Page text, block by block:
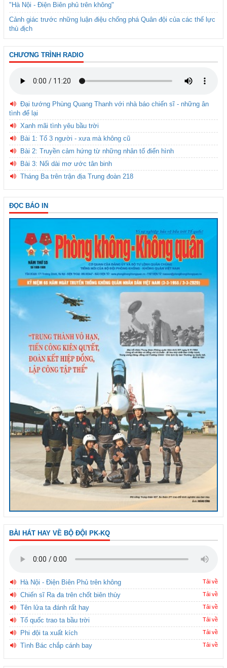
"Hà Nội - Điện Biên phủ trên không"
Cảnh giác trước những luận điệu chống phá Quân đội của các thế lực
thù địch
CHƯƠNG TRÌNH RADIO
Đại tướng Phùng Quang Thanh với nhà báo chiến sĩ - những ân
tình để lại
Xanh mãi tình yêu bầu trời
Bài 1: Tổ 3 người - xưa mà không cũ
Bài 2: Truyền cảm hứng từ những nhân tố điển hình
Bài 3: Nối dài mơ ước tân binh
Tháng Ba trên trận địa Trung đoàn 218
ĐỌC BÁO IN
BÀI HÁT HAY VỀ BỘ ĐỘI PK-KQ
Hà Nội - Điện Biên Phủ trên không Tải về
Chiến sĩ Ra đa trên chốt biên thùy Tải về
Tên lửa ta đánh rất hay Tải về
Tổ quốc trao ta bầu trời Tải về
Phi đội ta xuất kích Tải về
Tình Bác chắp cánh bay Tải về